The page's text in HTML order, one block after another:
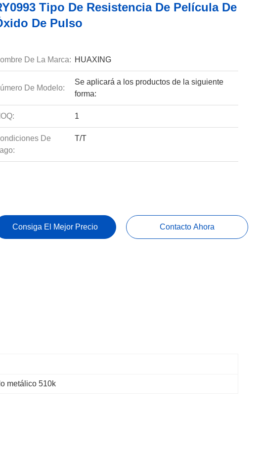
Tipo De Resistencia De Película De
De Pulso
De La Marca: HUAXING
De Modelo:
Se aplicará a los productos de la siguiente
forma:
1
De
T/T
Consiga El Mejor Precio Contacto Ahora
metálico 510k